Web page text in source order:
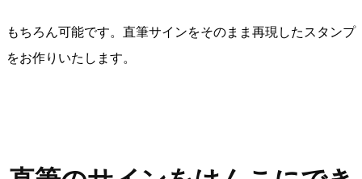
もちろん可能です。直筆サインをそのまま再現したスタンプ
をお作りいたします。